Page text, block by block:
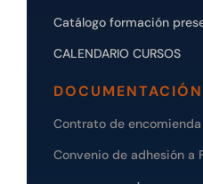
Catálogo formación
CALENDARIO CURSOS
DOCUMENTACIÓN
Contrato de encomienda
Convenio de adhesión a